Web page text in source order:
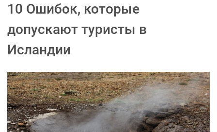
10 Ошибок, которые
допускают туристы в
Исландии